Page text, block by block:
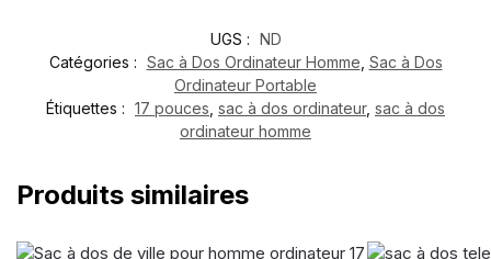
UGS : ND
Catégories : Sac à Dos Ordinateur Homme Sac à Dos
Ordinateur Portable
Étiquettes : 17 pouces sac à dos ordinateur, sac à dos
ordinateur homme
Produits similaires